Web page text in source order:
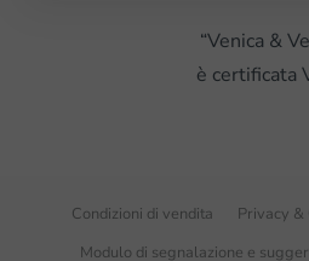
“Venica &
è certificata
Condizioni di vendita Privacy &
Modulo di segnalazione e